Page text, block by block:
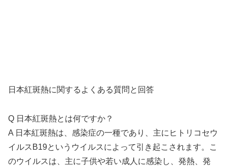
日本紅斑熱に関するよくある質問と回答
Q 日本紅斑熱とは何ですか？
A 日本紅斑熱は、感染症の一種であり、主にヒトリコセウ
イルスB19というウイルスによって引き起こされます。こ
のウイルスは、主に子供や若い成人に感染し、発熱、発